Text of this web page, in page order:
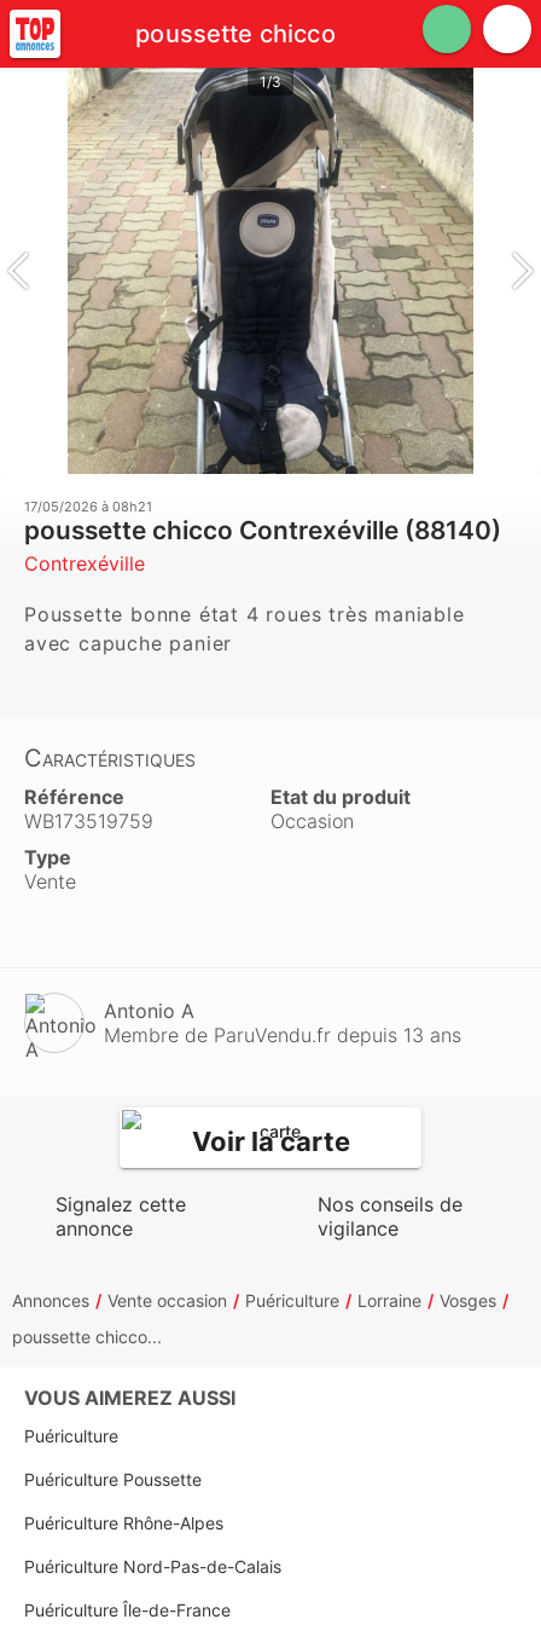
poussette chicco
1/3
17/05/2026 à 08h21
poussette chicco Contrexéville (88140)
Contrexéville
Poussette bonne état 4 roues très maniable
avec capuche panier
Caractéristiques
Référence
WB173519759
Etat du produit
Occasion
Type
Vente
Antonio A
Membre de ParuVendu.fr depuis 13 ans
Voir la carte
Signalez cette
annonce
Nos conseils de
vigilance
Annonces Vente occasion Puériculture Lorraine
Vosges
poussette chicco...
VOUS AIMEREZ AUSSI
Puériculture
Puériculture Poussette
Puériculture Rhône-Alpes
Puériculture Nord-Pas-de-Calais
Puériculture Île-de-France